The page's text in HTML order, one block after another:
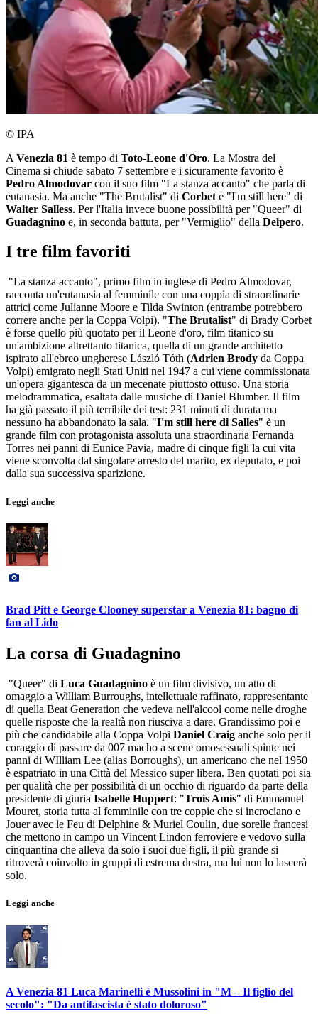
© IPA
A Venezia 81 è tempo di Toto-Leone d'Oro. La Mostra del
Cinema si chiude sabato 7 settembre e i sicuramente favorito è
Pedro Almodovar con il suo film "La stanza accanto" che parla di
eutanasia. Ma anche "The Brutalist" di Corbet e "I'm still here" di
Walter Salless. Per l'Italia invece buone possibilità per "Queer" di
Guadagnino e, in seconda battuta, per "Vermiglio" della Delpero.
I tre film favoriti
"La stanza accanto", primo film in inglese di Pedro Almodovar,
racconta un'eutanasia al femminile con una coppia di straordinarie
attrici come Julianne Moore e Tilda Swinton (entrambe potrebbero
correre anche per la Coppa Volpi). "The Brutalist" di Brady Corbet
è forse quello più quotato per il Leone d'oro, film titanico su
un'ambizione altrettanto titanica, quella di un grande architetto
ispirato all'ebreo ungherese László Tóth (Adrien Brody da Coppa
Volpi) emigrato negli Stati Uniti nel 1947 a cui viene commissionata
un'opera gigantesca da un mecenate piuttosto ottuso. Una storia
melodrammatica, esaltata dalle musiche di Daniel Blumber. Il film
ha già passato il più terribile dei test: 231 minuti di durata ma
nessuno ha abbandonato la sala. "I'm still here di Salles" è un
grande film con protagonista assoluta una straordinaria Fernanda
Torres nei panni di Eunice Pavia, madre di cinque figli la cui vita
viene sconvolta dal singolare arresto del marito, ex deputato, e poi
dalla sua successiva sparizione.
Leggi anche
Brad Pitt e George Clooney superstar a Venezia 81: bagno di
fan al Lido
La corsa di Guadagnino
"Queer" di Luca Guadagnino è un film divisivo, un atto di
omaggio a William Burroughs, intellettuale raffinato, rappresentante
di quella Beat Generation che vedeva nell'alcool come nelle droghe
quelle risposte che la realtà non riusciva a dare. Grandissimo poi e
più che candidabile alla Coppa Volpi Daniel Craig anche solo per il
coraggio di passare da 007 macho a scene omosessuali spinte nei
panni di WIlliam Lee (alias Borroughs), un americano che nel 1950
è espatriato in una Città del Messico super libera. Ben quotati poi sia
per qualità che per possibilità di un occhio di riguardo da parte della
presidente di giuria Isabelle Huppert: "Trois Amis" di Emmanuel
Mouret, storia tutta al femminile con tre coppie che si incrociano e
Jouer avec le Feu di Delphine & Muriel Coulin, due sorelle francesi
che mettono in campo un Vincent Lindon ferroviere e vedovo sulla
cinquantina che alleva da solo i suoi due figli, il più grande si
ritroverà coinvolto in gruppi di estrema destra, ma lui non lo lascerà
solo.
Leggi anche
A Venezia 81 Luca Marinelli è Mussolini in "M – Il figlio del
secolo": "Da antifascista è stato doloroso"